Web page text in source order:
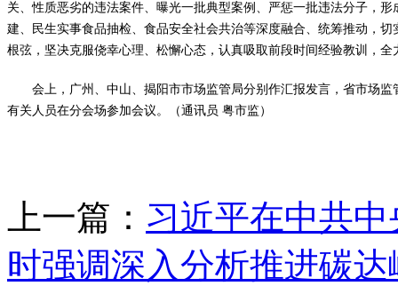
关、性质恶劣的违法案件、曝光一批典型案例、严惩一批违法分子，
建、民生实事食品抽检、食品安全社会共治等深度融合、统筹推动，
根弦，坚决克服侥幸心理、松懈心态，认真吸取前段时间经验教训，
会上，广州、中山、揭阳市市场监管局分别作汇报发言，省市场
有关人员在分会场参加会议。（通讯员 粤市监）
上一篇： 习近平在中共
时强调深入分析推进碳